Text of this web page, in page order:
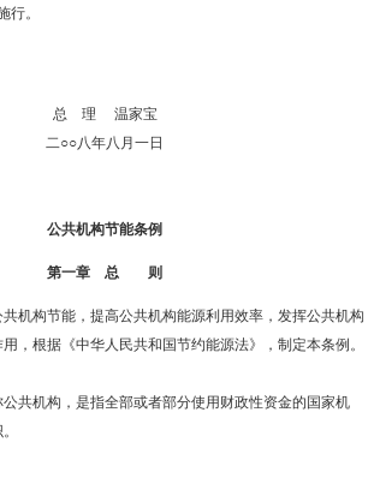
行。
总 理 温家宝
二○○八年八月一日
公共机构节能条例
第一章 总 则
构节能，提高公共机构能源利用效率，发挥公共机构
，根据《中华人民共和国节约能源法》，制定本条例。
机构，是指全部或者部分使用财政性资金的国家机